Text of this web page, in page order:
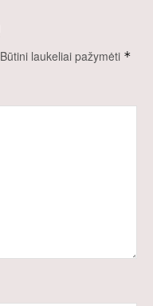
Būtini laukeliai pažymėti *